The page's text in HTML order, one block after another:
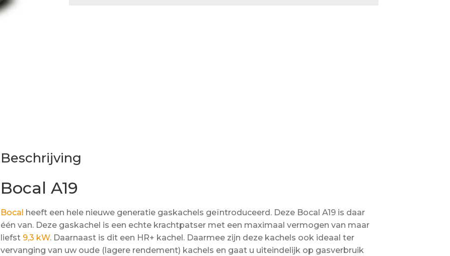
Beschrijving
Bocal A19
Bocal heeft een hele nieuwe generatie gaskachels geïntroduceerd. Deze Bocal A19 is daar
één van. Deze gaskachel is een echte krachtpatser met een maximaal vermogen van maar
liefst 9,3 kW. Daarnaast is dit een HR+ kachel. Daarmee zijn deze kachels ook ideaal ter
vervanging van uw oude (lagere rendement) kachels en gaat u uiteindelijk op gasverbruik